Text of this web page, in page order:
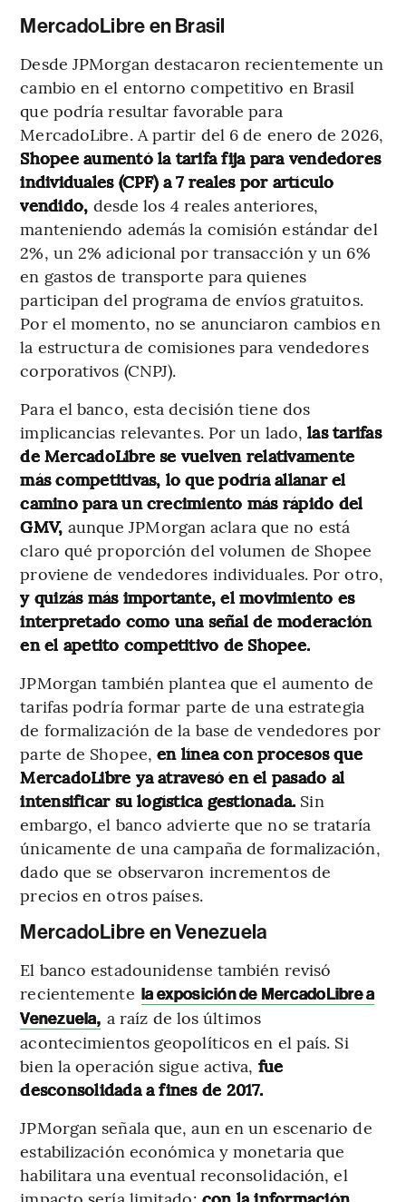
MercadoLibre en Brasil
Desde JPMorgan destacaron recientemente un
cambio en el entorno competitivo en Brasil
que podría resultar favorable para
MercadoLibre. A partir del 6 de enero de 2026,
Shopee aumentó la tarifa fija para vendedores
individuales (CPF) a 7 reales por artículo
vendido, desde los 4 reales anteriores,
manteniendo además la comisión estándar del
2%, un 2% adicional por transacción y un 6%
en gastos de transporte para quienes
participan del programa de envíos gratuitos.
Por el momento, no se anunciaron cambios en
la estructura de comisiones para vendedores
corporativos (CNPJ).
Para el banco, esta decisión tiene dos
implicancias relevantes. Por un lado,las tarifas
de MercadoLibre se vuelven relativamente
más competitivas, lo que podría allanar el
camino para un crecimiento más rápido del
GMV, aunque JPMorgan aclara que no está
claro qué proporción del volumen de Shopee
proviene de vendedores individuales. Por otro,
y quizás más importante, el movimiento es
interpretado como una señal de moderación
en el apetito competitivo de Shopee.
JPMorgan también plantea que el aumento de
tarifas podría formar parte de una estrategia
de formalización de la base de vendedores por
parte de Shopee,en línea con procesos que
MercadoLibre ya atravesó en el pasado al
intensificar su logística gestionada. Sin
embargo, el banco advierte que no se trataría
únicamente de una campaña de formalización,
dado que se observaron incrementos de
precios en otros países.
MercadoLibre en Venezuela
El banco estadounidense también revisó
recientemente la exposición de MercadoLibre a
Venezuela, a raíz de los últimos
acontecimientos geopolíticos en el país. Si
bien la operación sigue activa, fue
desconsolidada a fines de 2017.
JPMorgan señala que, aun en un escenario de
estabilización económica y monetaria que
habilitara una eventual reconsolidación, el